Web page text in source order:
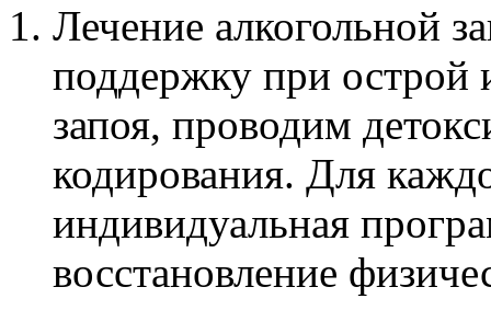
Лечение алкогольной
поддержку при острой
запоя, проводим
кодирования. Для
индивидуальная
восстановление